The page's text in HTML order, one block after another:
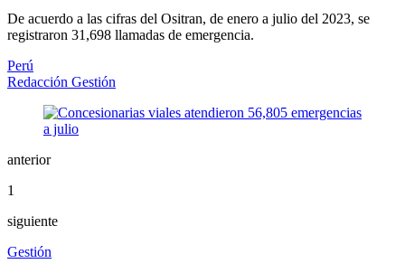
De acuerdo a las cifras del Ositran, de enero a julio del 2023, se
registraron 31,698 llamadas de emergencia.
Perú
Redacción Gestión
anterior
1
siguiente
Gestión